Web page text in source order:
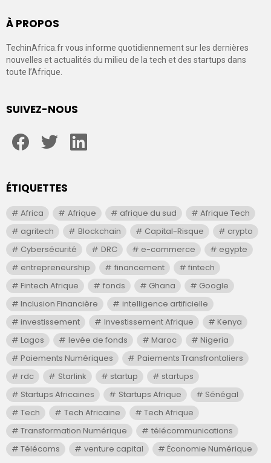
À PROPOS
TechinAfrica.fr vous informe quotidiennement sur les dernières
nouvelles et actualités du milieu de la tech et des startups dans
toute l’Afrique.
SUIVEZ-NOUS
ÉTIQUETTES
Africa Afrique afrique du sud
Afrique Tech
agritech
Blockchain Capital-Risque
crypto
Cybersécurité
DRC e-commerce
egypte
entrepreneurship
financement
fintech
Fintech Afrique
fonds Ghana
Google
Inclusion Financière
intelligence artificielle
investissement
Investissement Afrique
Kenya
Lagos
levée de fonds Maroc
Nigeria
Paiements Numériques
Paiements Transfrontaliers
rdc
Starlink startup
startups
Startups Africaines
Startups Afrique
Sénégal
Tech
Tech Africaine
Tech Afrique
Transformation Numérique
télécommunications
Télécoms
venture capital Économie Numérique